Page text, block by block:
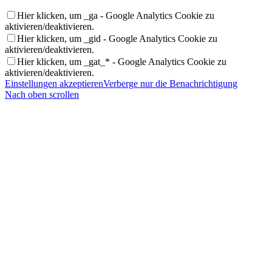
Hier klicken, um _ga - Google Analytics Cookie zu
aktivieren/deaktivieren.
Hier klicken, um _gid - Google Analytics Cookie zu
aktivieren/deaktivieren.
Hier klicken, um _gat_* - Google Analytics Cookie zu
aktivieren/deaktivieren.
Einstellungen akzeptierenVerberge nur die Benachrichtigung
Nach oben scrollen